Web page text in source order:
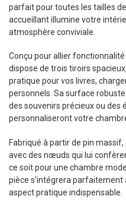
parfait pour toutes les tailles
accueillant illumine votre
atmosphère conviviale.
Conçu pour allier
dispose de trois tiroirs
pratique pour vos livres,
personnels. Sa surface
des souvenirs précieux ou des
personnaliseront votre
Fabriqué à partir de pin
avec des nœuds qui lui
ce soit pour une chambre
pièce s’intégrera
aspect pratique indispensable.